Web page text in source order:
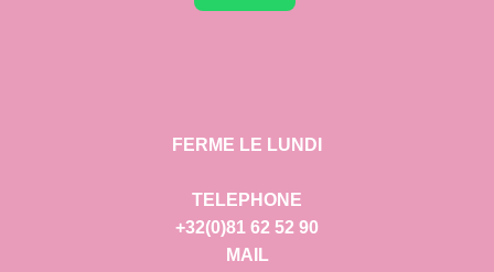
FERME LE LUNDI
TELEPHONE
+32(0)81 62 52 90
MAIL